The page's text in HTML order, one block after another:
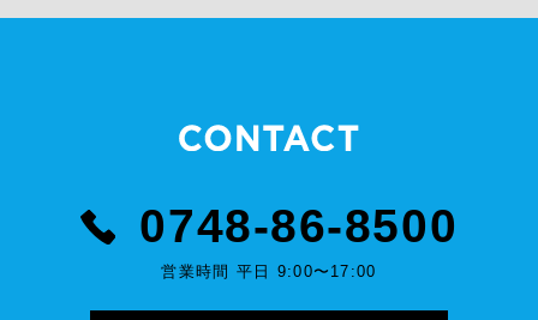
0748-86-8500
営業時間 平日 9:00〜17:00